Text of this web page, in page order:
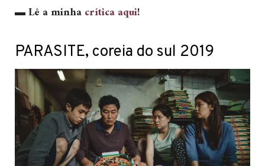
▬Lê a minhacrítica aqui!
PARASITE, coreia do sul 2019